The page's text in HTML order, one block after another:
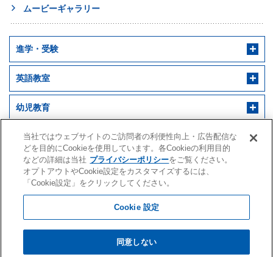
ムービーギャラリー
進学・受験
英語教室
幼児教育
幼児教室サンキッズ
医学部予備校
野田クルゼ
株式会社早稲田アカデミー
採用情報 閲覧環境
プライバシーポリシー
個人情報の利用目的・取扱いに関する公表事項
当社ではウェブサイトのご訪問者の利便性向上・広告配信な
どを目的にCookieを使用しています。各Cookieの利用目的
などの詳細は当社 プライバシーポリシーをご覧ください。
オプトアウトやCookie設定をカスタマイズするには、
「Cookie設定」をクリックしてください。
Cookie 設定
同意しない